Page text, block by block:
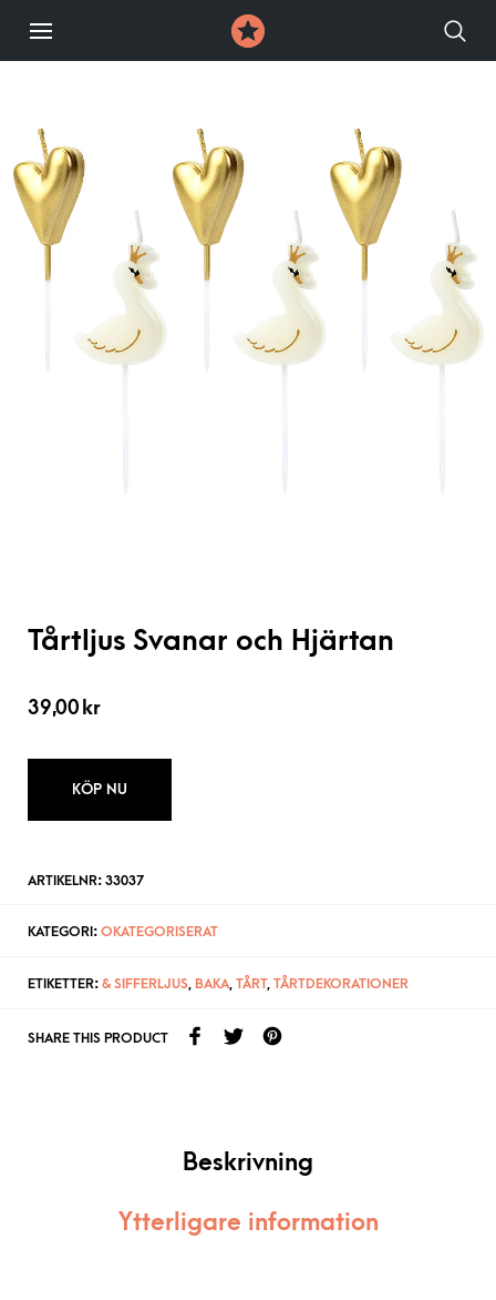
Tårtljus Svanar och Hjärtan
39,00 kr
KÖP NU
ARTIKELNR: 33037
KATEGORI: OKATEGORISERAT
ETIKETTER: & SIFFERLJUS, BAKA, TÅRT, TÅRTDEKORATIONER
SHARE THIS PRODUCT
Beskrivning
Ytterligare information